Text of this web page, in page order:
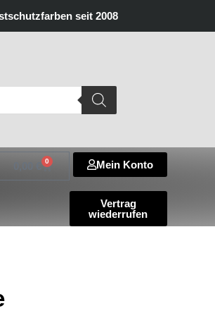
seit 2008
0
WarenkorbMein Konto
Vertrag
wiederrufen